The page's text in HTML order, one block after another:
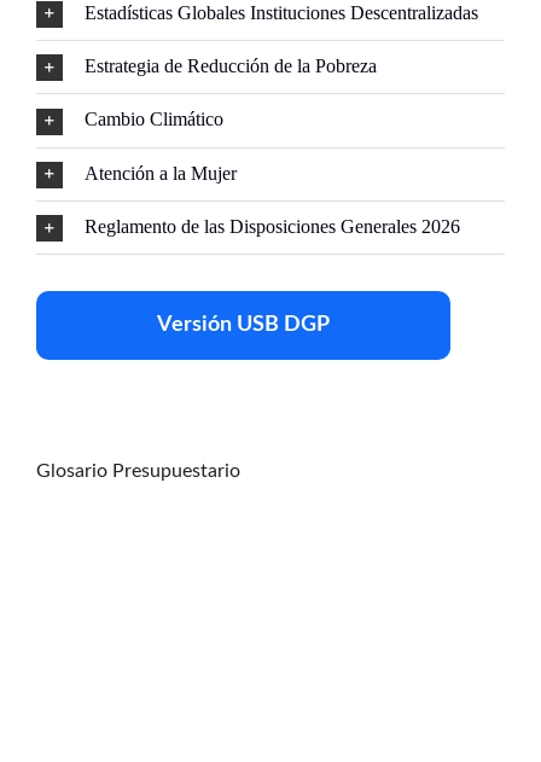
Estadísticas Globales Instituciones Descentralizadas
Estrategia de Reducción de la Pobreza
Cambio Climático
Atención a la Mujer
Reglamento de las Disposiciones Generales 2026
Versión USB DGP
Glosario Presupuestario